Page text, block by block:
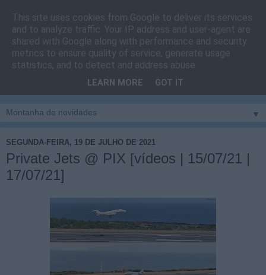
Cais do Pico
Blog sobre um pouco de tudo relacionado com a ilha
vila e ao concelho de São Roque do Pico
▼
SEGUNDA-FEIRA, 19 DE JULHO DE 2021
Private Jets @ PIX [vídeos | 15/07/21 |
17/07/21]
This site uses cookies from Google to deliver its services
and to analyze traffic. Your IP address and user-agent are
shared with Google along with performance and security
metrics to ensure quality of service, generate usage
statistics, and to detect and address abuse.
LEARN MORE GOT IT